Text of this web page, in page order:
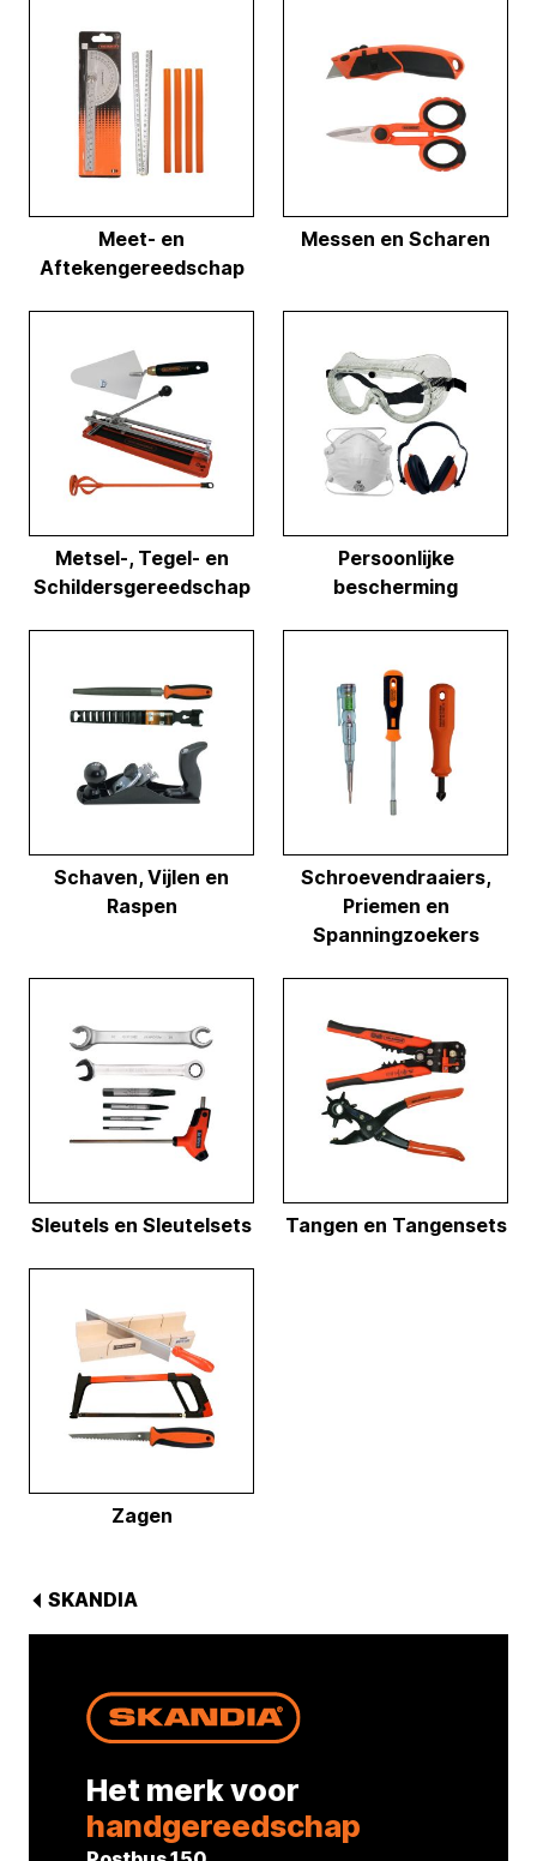
Meet- en
Aftekengereedschap
Messen en Scharen
Metsel-, Tegel- en
Schildersgereedschap
Persoonlijke
bescherming
Schaven, Vijlen en
Raspen
Schroevendraaiers,
Priemen en
Spanningzoekers
Sleutels en Sleutelsets Tangen en Tangensets
Zagen
SKANDIA
Het merk voor
handgereedschap